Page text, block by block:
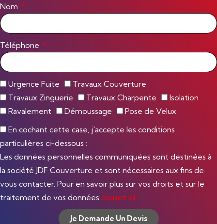
Nom
Téléphone
Urgence Fuite
Travaux Couverture
Travaux Zinguerie
Travaux Charpente
Isolation
Ravalement
Démoussage
Pose de Velux
En cochant cette case, j'accepte les conditions
particulières ci-dessous :
Les données personnelles communiquées sont destinées à
la société JDF Couverture et sont nécessaires aux fins de
vous contacter. Pour en savoir plus sur vos droits et sur le
traitement de vos données cliquez ici
Je Demande Un Devis